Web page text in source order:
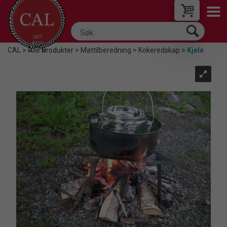
CAL >Alle Produkter>Mattilberedning>Kokeredskap> Kjele